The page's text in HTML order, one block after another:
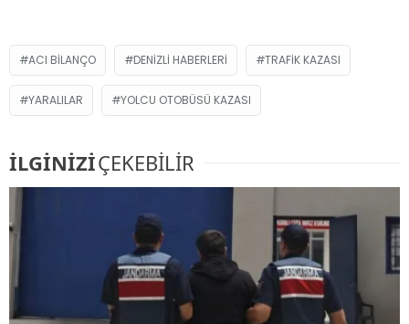
ACI BILANÇO DENIZLI HABERLERI TRAFIK KAZASI
YARALILAR YOLCU OTOBÜSÜ KAZASI
İLGİNİZİÇEKEBİLİR